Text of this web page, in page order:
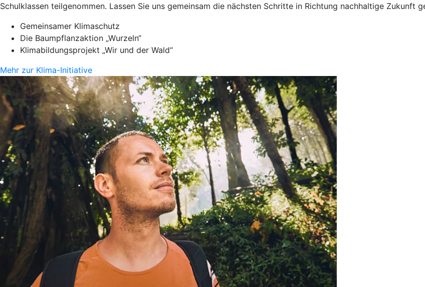
Schulklassen teilgenommen. Lassen Sie uns gemeinsam die nächsten Schritte in Richtung nachhaltige Zukunft
Gemeinsamer Klimaschutz
Die Baumpflanzaktion „Wurzeln“
Klimabildungsprojekt „Wir und der Wald“
Mehr zur Klima-Initiative